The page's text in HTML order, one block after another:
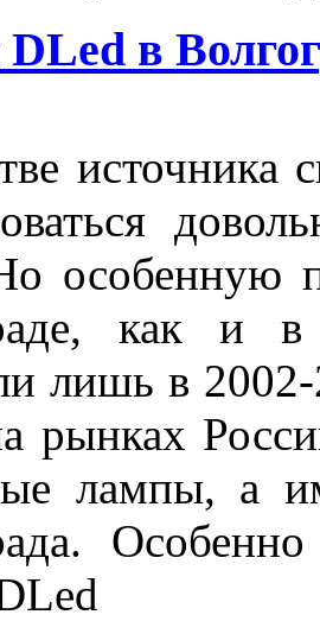
в
источника
особенную
как и
лишь в
рынках
лампы, а